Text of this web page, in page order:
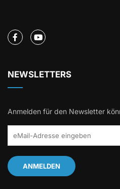
NEWSLETTERS
Anmelden für den Newsletter